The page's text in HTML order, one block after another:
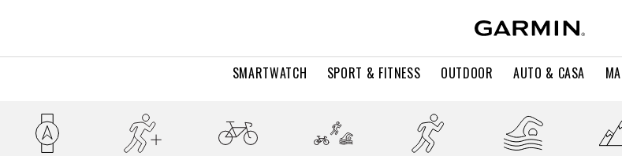
SMARTWATCH SPORT & FITNESS OUTDOOR AUTO & CASA